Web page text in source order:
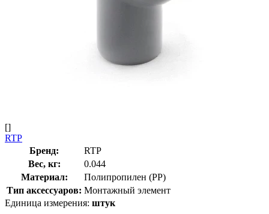
[]
RTP
Бренд:
RTP
Вес, кг:
0.044
Материал:
Полипропилен (PP)
Тип аксессуаров: Монтажный элемент
Единица измерения: штук